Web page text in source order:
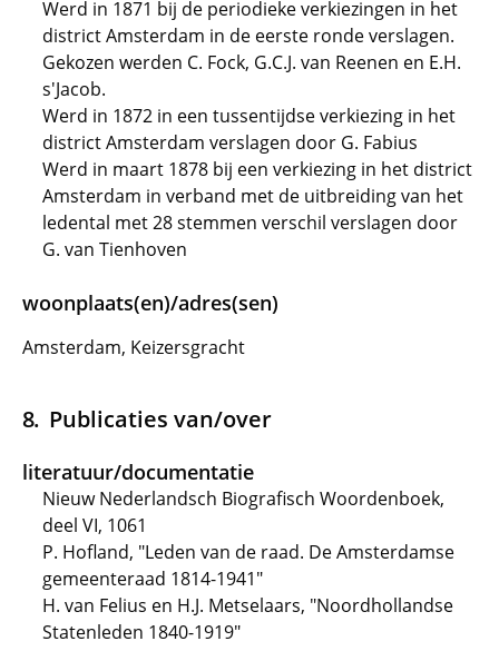
Werd in 1871 bij de periodieke verkiezingen in het
district Amsterdam in de eerste ronde verslagen.
Gekozen werden C. Fock, G.C.J. van Reenen en E.H.
s'Jacob.
Werd in 1872 in een tussentijdse verkiezing in het
district Amsterdam verslagen door G. Fabius
Werd in maart 1878 bij een verkiezing in het district
Amsterdam in verband met de uitbreiding van het
ledental met 28 stemmen verschil verslagen door
G. van Tienhoven
woonplaats(en)/adres(sen)
Amsterdam, Keizersgracht
Publicaties van/over
literatuur/documentatie
Nieuw Nederlandsch Biografisch Woordenboek,
deel VI, 1061
P. Hofland, "Leden van de raad. De Amsterdamse
gemeenteraad 1814-1941"
H. van Felius en H.J. Metselaars, "Noordhollandse
Statenleden 1840-1919"